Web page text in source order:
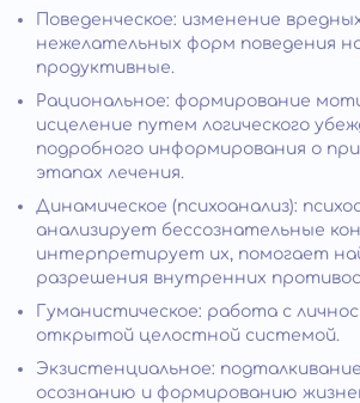
Поведенческое: изменение
нежелательных форм поведения
продуктивные.
Рациональное: формирование
исцеление путем логического
подробного информирования о
этапах лечения.
Динамическое (психоанализ):
анализирует бессознательные
интерпретирует их, помогает
разрешения внутренних
Гуманистическое: работа с
открытой целостной системой.
Экзистенциальное:
осознанию и формированию